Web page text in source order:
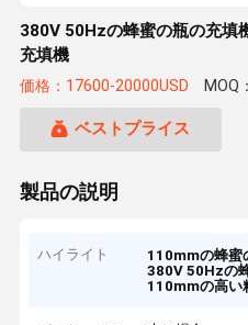
380V 50Hzの蜂蜜の瓶の充填
充填機
価格：17600-20000USD MOQ
ベストプライス
製品の説明
ハイライト 110mmの蜂蜜
380V 50Hzの
110mmの高い